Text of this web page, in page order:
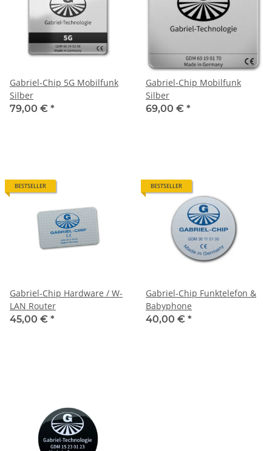
Gabriel-Chip 5G Mobilfunk
Silber
79,00 € *
Gabriel-Chip Mobilfunk
Silber
69,00 € *
BESTSELLER
Gabriel-Chip Hardware / W-
LAN Router
45,00 € *
BESTSELLER
Gabriel-Chip Funktelefon &
Babyphone
40,00 € *